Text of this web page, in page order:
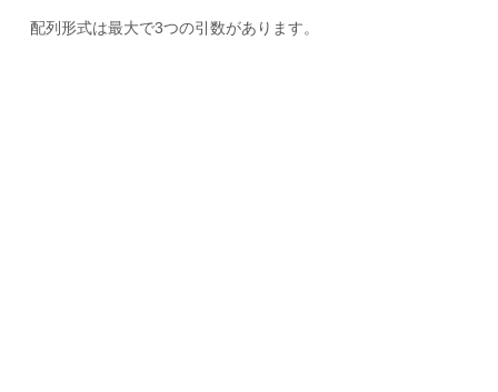
配列形式は最大で3つの引数があります。